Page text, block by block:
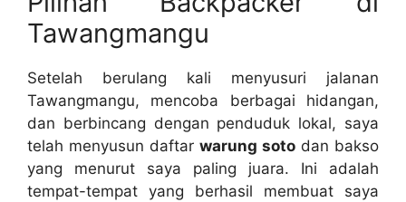
Tawangmangu
Setelah berulang kali menyusuri jalanan
Tawangmangu, mencoba berbagai hidangan,
dan berbincang dengan penduduk lokal, saya
telah menyusun daftar warung soto dan bakso
yang menurut saya paling juara. Ini adalah
tempat-tempat yang berhasil membuat saya